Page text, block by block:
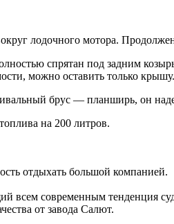
лодочного мотора.
спрятан под задним
можно оставить только крышу.
брус — планширь, он
на 200 литров.
отдыхать большой компанией.
всем современным тенденция
от завода Салют.